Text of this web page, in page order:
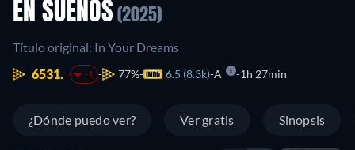
EN SUEÑOS (2025)
Título original: In Your Dreams
6531.
-1 77% 6.5 (8.3k) A 1h 27min
¿Dónde puedo ver? Ver gratis Sinopsis